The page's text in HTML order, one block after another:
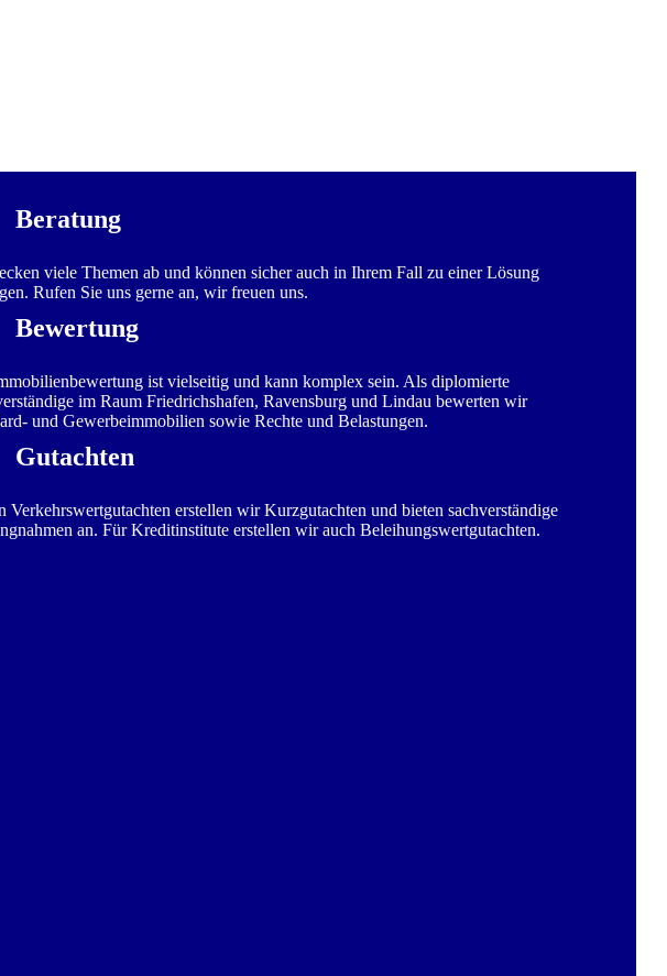
Beratung
viele Themen ab und können sicher auch in Ihrem Fall zu einer Lösung
Rufen Sie uns gerne an, wir freuen uns.
Bewertung
ist vielseitig und kann komplex sein. Als diplomierte
im Raum Friedrichshafen, Ravensburg und Lindau bewerten wir
und Gewerbeimmobilien sowie Rechte und Belastungen.
Gutachten
Verkehrswertgutachten erstellen wir Kurzgutachten und bieten sachverständige
an. Für Kreditinstitute erstellen wir auch Beleihungswertgutachten.